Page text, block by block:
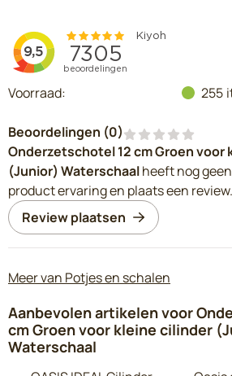
Voorraad: 255
Beoordelingen (0)
Onderzetschotel 12 cm Groen voor
(Junior) Waterschaalheeft nog
product ervaring en plaats een review.
Review plaatsen
Meer van Potjes en schalen
Aanbevolen artikelen voor
cm Groen voor kleine cilinder
Waterschaal